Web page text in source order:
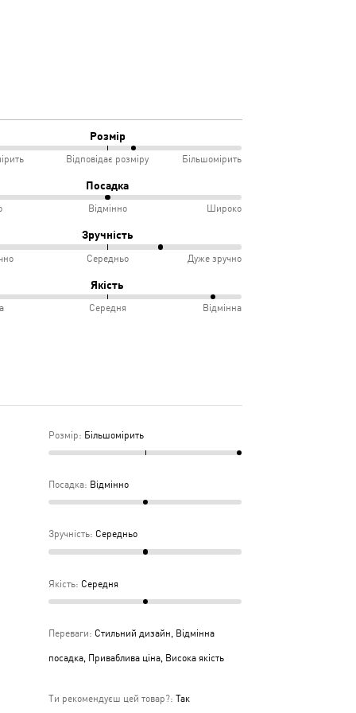
Розмір
Відповідає розміру Більшомірить
Посадка
Відмінно Широко
Зручність
Середньо Дуже зручно
Якість
Середня Відмінна
Розмір: Більшомірить
Посадка: Відмінно
Зручність: Середньо
Якість: Середня
Переваги: Стильний дизайн, Відмінна
посадка, Приваблива ціна, Висока якість
Ти рекомендуєш цей товар?: Так